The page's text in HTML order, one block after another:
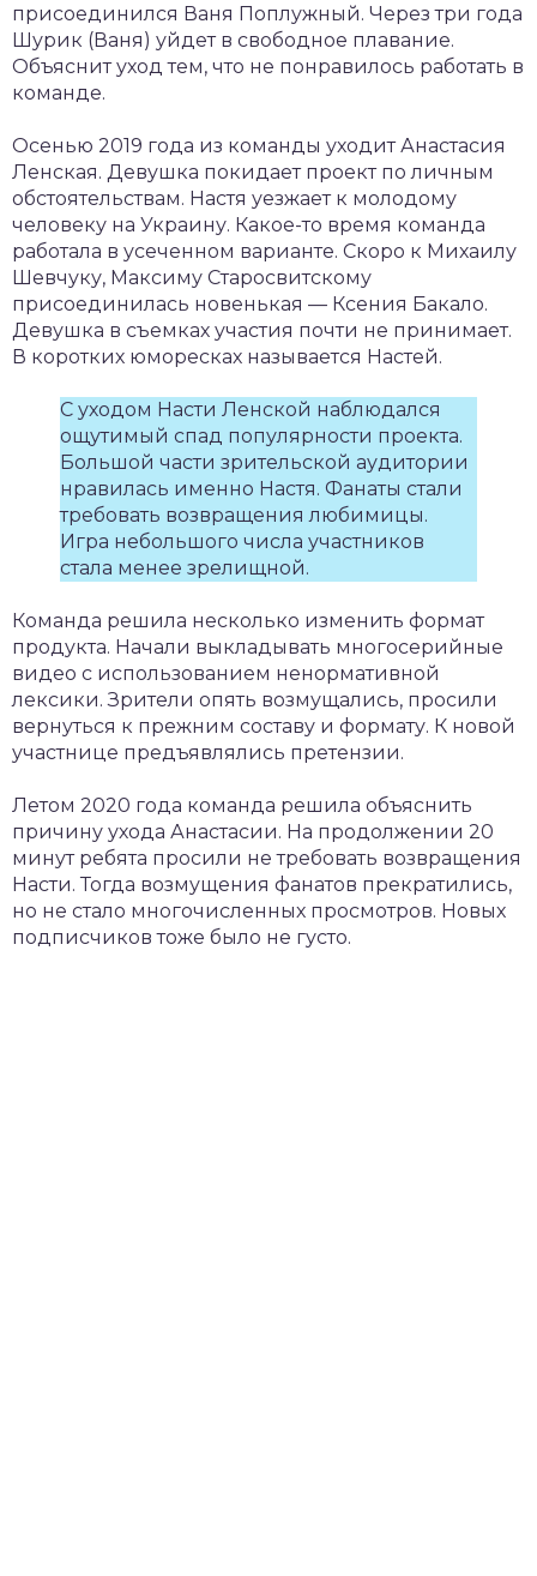
присоединился Ваня Поплужный. Через три года
Шурик (Ваня) уйдет в свободное плавание.
Объяснит уход тем, что не понравилось работать в
команде.
Осенью 2019 года из команды уходит Анастасия
Ленская. Девушка покидает проект по личным
обстоятельствам. Настя уезжает к молодому
человеку на Украину. Какое-то время команда
работала в усеченном варианте. Скоро к Михаилу
Шевчуку, Максиму Старосвитскому
присоединилась новенькая — Ксения Бакало.
Девушка в съемках участия почти не принимает.
В коротких юморесках называется Настей.
С уходом Насти Ленской наблюдался
ощутимый спад популярности проекта.
Большой части зрительской аудитории
нравилась именно Настя. Фанаты стали
требовать возвращения любимицы.
Игра небольшого числа участников
стала менее зрелищной.
Команда решила несколько изменить формат
продукта. Начали выкладывать многосерийные
видео с использованием ненормативной
лексики. Зрители опять возмущались, просили
вернуться к прежним составу и формату. К новой
участнице предъявлялись претензии.
Летом 2020 года команда решила объяснить
причину ухода Анастасии. На продолжении 20
минут ребята просили не требовать возвращения
Насти. Тогда возмущения фанатов прекратились,
но не стало многочисленных просмотров. Новых
подписчиков тоже было не густо.